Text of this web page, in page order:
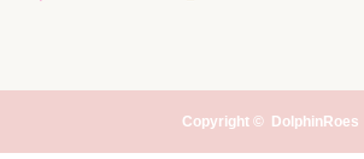
Copyright © DolphinRoes